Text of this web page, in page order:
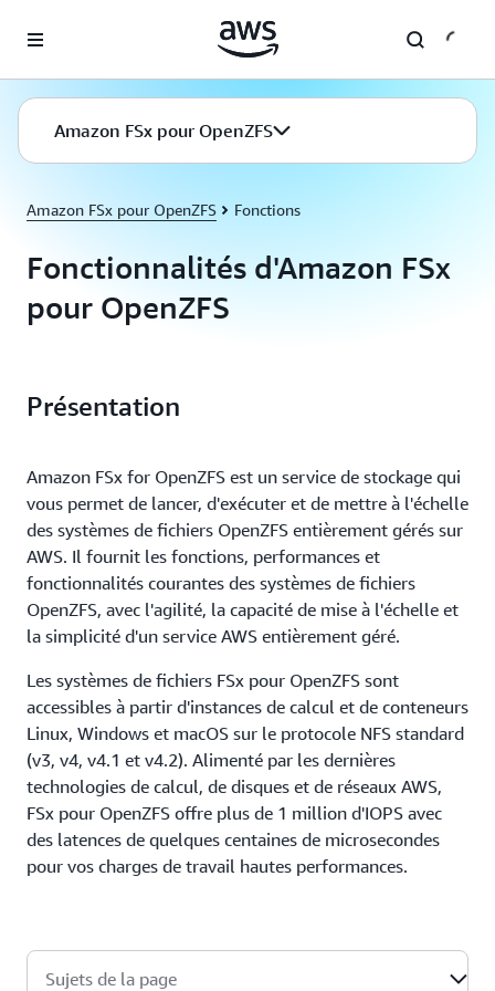
Amazon FSx pour OpenZFS
Amazon FSx pour OpenZFS Fonctions
Fonctionnalités d'Amazon FSx
pour OpenZFS
Présentation
Amazon FSx for OpenZFS est un service de stockage qui
vous permet de lancer, d'exécuter et de mettre à l'échelle
des systèmes de fichiers OpenZFS entièrement gérés sur
AWS. Il fournit les fonctions, performances et
fonctionnalités courantes des systèmes de fichiers
OpenZFS, avec l'agilité, la capacité de mise à l'échelle et
la simplicité d'un service AWS entièrement géré.
Les systèmes de fichiers FSx pour OpenZFS sont
accessibles à partir d'instances de calcul et de conteneurs
Linux, Windows et macOS sur le protocole NFS standard
(v3, v4, v4.1 et v4.2). Alimenté par les dernières
technologies de calcul, de disques et de réseaux AWS,
FSx pour OpenZFS offre plus de 1 million d'IOPS avec
des latences de quelques centaines de microsecondes
pour vos charges de travail hautes performances.
Sujets de la page